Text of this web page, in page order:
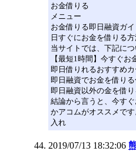
お金借りる
メニュー
お金借りる即日融資ガ
日すぐにお金を借りる
当サイトでは、下記に
【最短1時間】今すぐ
即日借りれるおすすめ
即日融資でお金を借り
即日融資以外の金を借
結論から言うと、今す
かアコムがオススメで
入れ
2019/07/13 18:32:06